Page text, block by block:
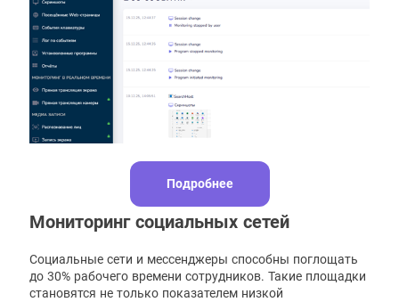
Подробнее
Мониторинг социальных сетей
Социальные сети и мессенджеры способны поглощать
до 30% рабочего времени сотрудников. Такие площадки
становятся не только показателем низкой